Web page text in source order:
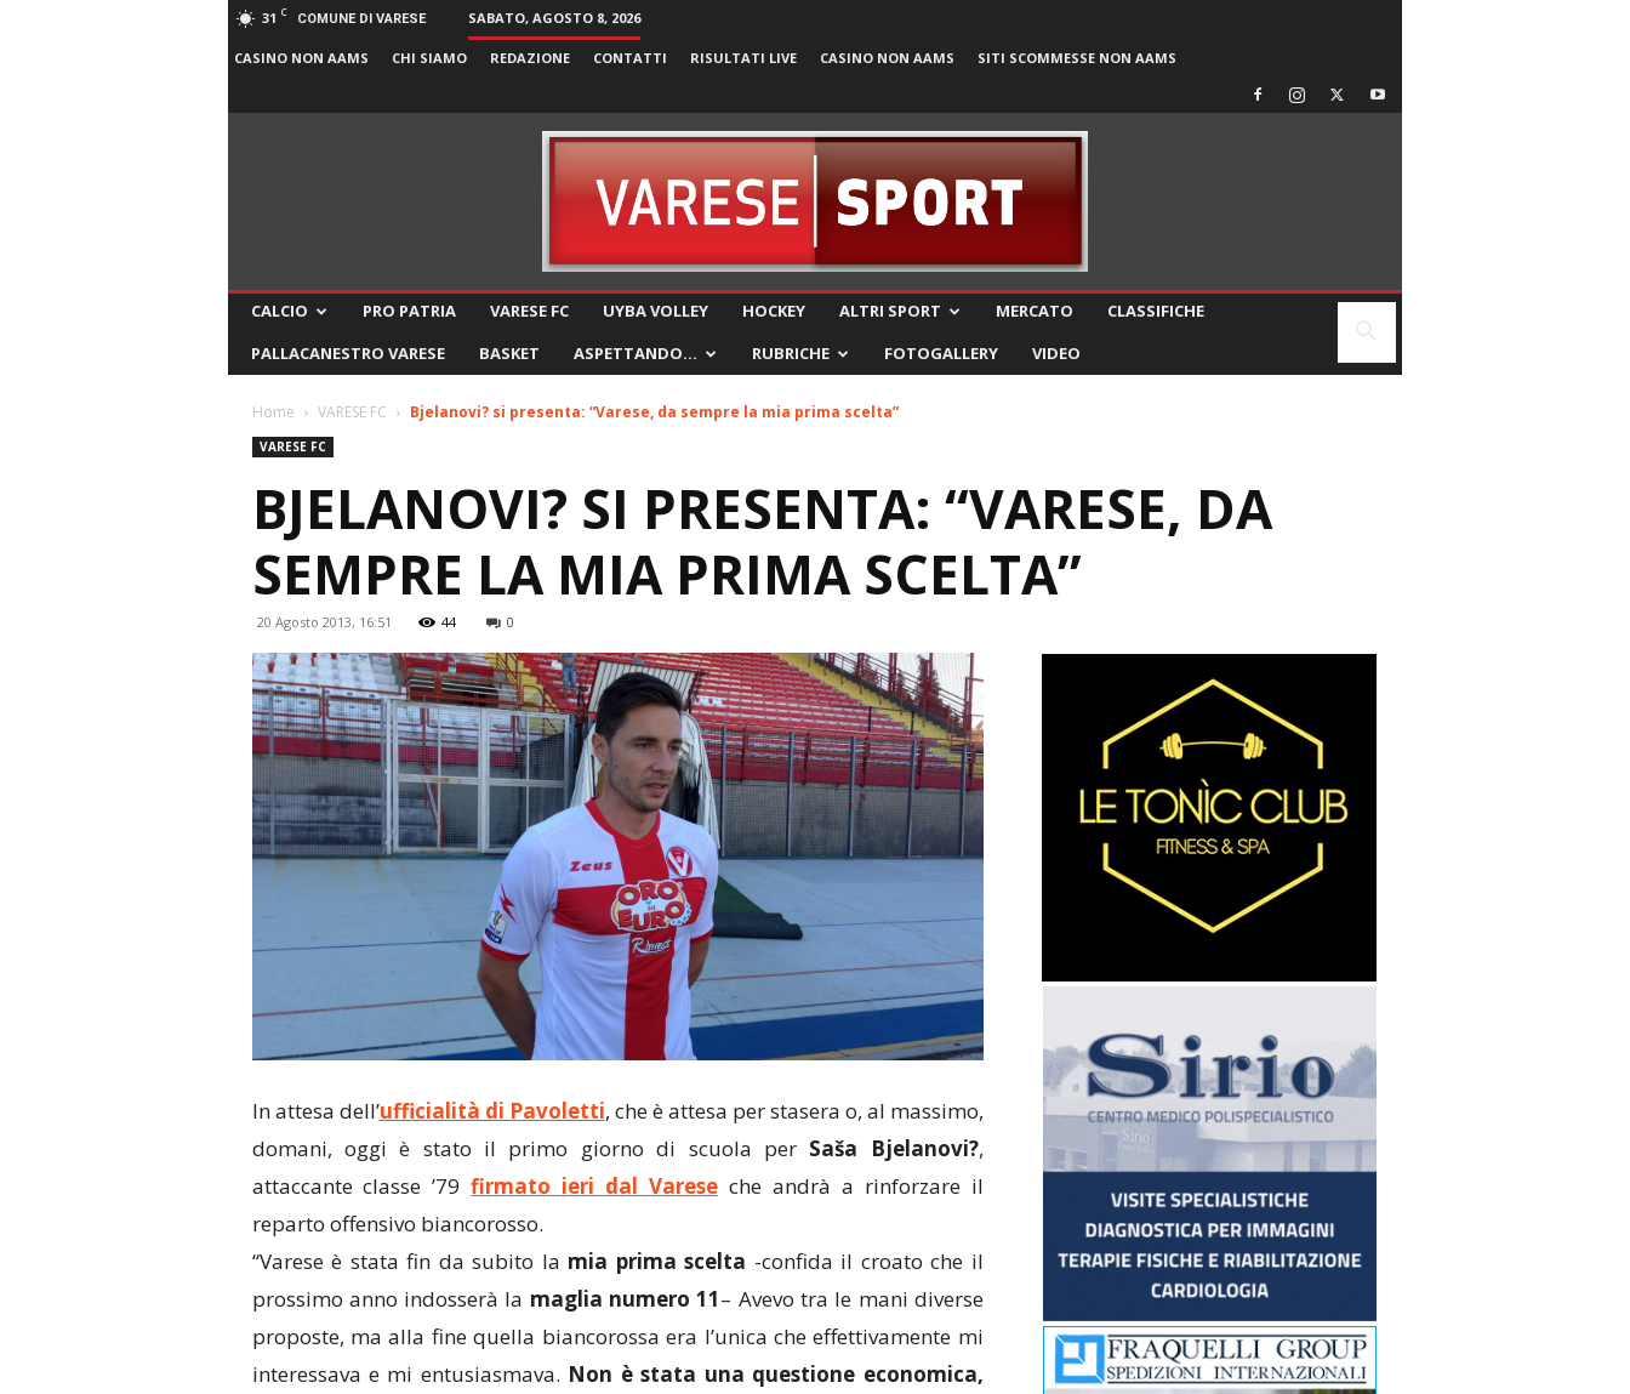
31 C COMUNE DI VARESE SABATO, AGOSTO 8, 2026
CASINO NON AAMS CHI SIAMO REDAZIONE CONTATTI RISULTATI LIVE CASINO NON AAMS SITI SCOMMESSE NON AAMS
CALCIO PRO PATRIA VARESE FC UYBA VOLLEY HOCKEY ALTRI SPORT MERCATO
CLASSIFICHE
PALLACANESTRO VARESE
BASKET ASPETTANDO… RUBRICHE FOTOGALLERY VIDEO
Home VARESE FC Bjelanovi? si presenta: “Varese, da sempre la mia prima scelta”
VARESE FC
BJELANOVI? SI PRESENTA: “VARESE, DA
SEMPRE LA MIA PRIMA SCELTA”
20 Agosto 2013, 16:51 44 0
In attesa dell’ufficialità di Pavoletti, che è attesa per stasera o, al massimo,
domani, oggi è stato il primo giorno di scuola per Saša Bjelanovi?,
attaccante classe ’79firmato ieri dal Varese che andrà a rinforzare il
reparto offensivo biancorosso.
“Varese è stata fin da subito la mia prima scelta -confida il croato che il
prossimo anno indosserà la maglia numero 11– Avevo tra le mani diverse
proposte, ma alla fine quella biancorossa era l’unica che effettivamente mi
interessava e mi entusiasmava. Non è stata una questione economica,